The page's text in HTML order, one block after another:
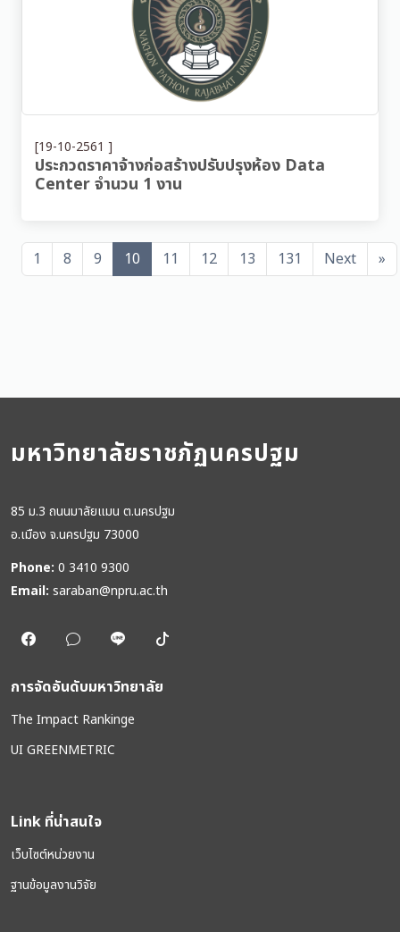
[19-10-2561 ]
ประกวดราคาจ้างก่อสร้างปรับปรุงห้อง Data
Center จำนวน 1 งาน
1 8 9 10 11 12 13 131 Next »
มหาวิทยาลัยราชภัฏนครปฐม
85 ม.3 ถนนมาลัยแมน ต.นครปฐม
อ.เมือง จ.นครปฐม 73000
Phone: 0 3410 9300
Email: saraban@npru.ac.th
การจัดอันดับมหาวิทยาลัย
The Impact Rankinge
UI GREENMETRIC
Link ที่น่าสนใจ
เว็บไซต์หน่วยงาน
ฐานข้อมูลงานวิจัย